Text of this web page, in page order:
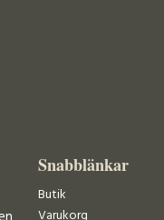
Snabblänkar
Butik
Varukorg